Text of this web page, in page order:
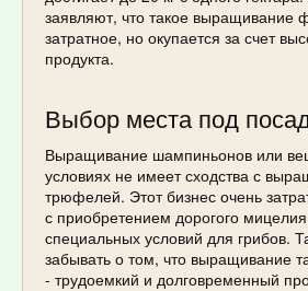
заявляют, что такое выращивание
затратное, но окупается за счет
продукта.
Выбор места под
Выращивание шампиньонов или
условиях не имеет сходства с
трюфелей. Этот бизнес очень
с приобретением дорогого
специальных условий для грибов.
забывать о том, что выращивание
- трудоемкий и долговременный